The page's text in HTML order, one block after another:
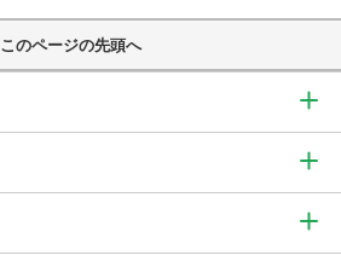
このページの先頭へ